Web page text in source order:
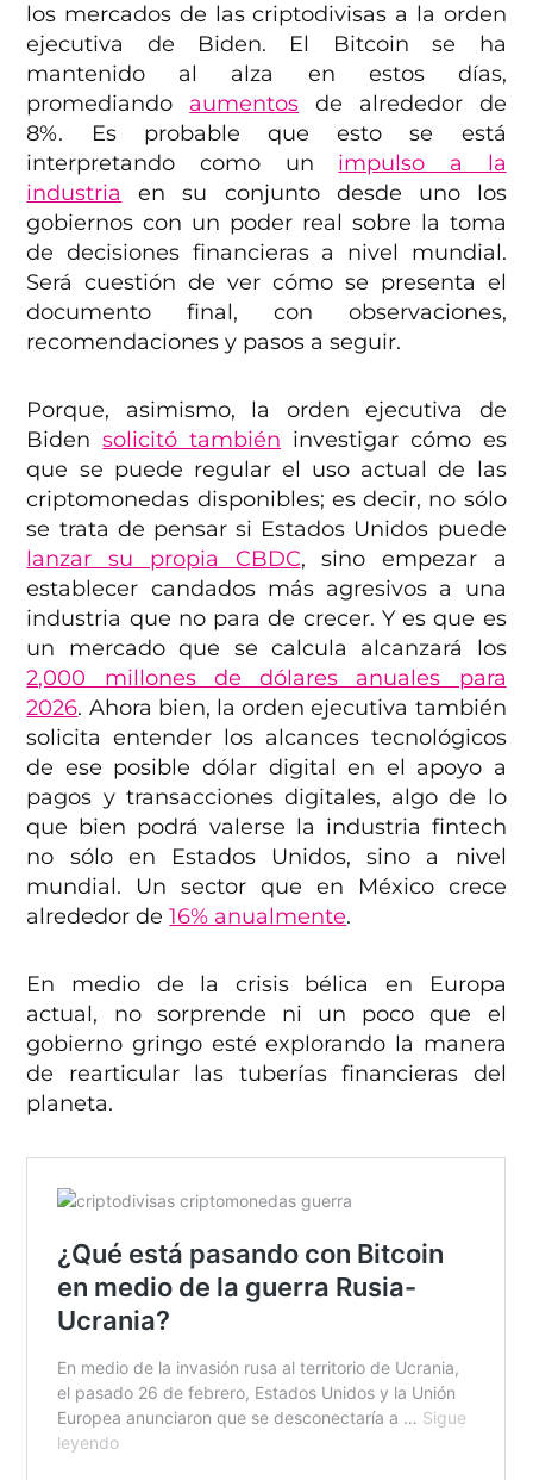
los mercados de las criptodivisas a la orden
ejecutiva de Biden. El Bitcoin se ha
mantenido al alza en estos días,
promediando aumentos de alrededor de
8%. Es probable que esto se está
interpretando como un impulso a la
industria
en su conjunto desde uno los
gobiernos con un poder real sobre la toma
de decisiones financieras a nivel mundial.
Será cuestión de ver cómo se presenta el
documento final, con observaciones,
recomendaciones y pasos a seguir.
Porque, asimismo, la orden ejecutiva de
Bidensolicitó también investigar cómo es
que se puede regular el uso actual de las
criptomonedas disponibles; es decir, no sólo
se trata de pensar si Estados Unidos puede
lanzar su propia CBDC, sino empezar a
establecer candados más agresivos a una
industria que no para de crecer. Y es que es
un mercado que se calcula alcanzará los
2,000 millones de dólares anuales para
2026. Ahora bien, la orden ejecutiva también
solicita entender los alcances tecnológicos
de ese posible dólar digital en el apoyo a
pagos y transacciones digitales, algo de lo
que bien podrá valerse la industria fintech
no sólo en Estados Unidos, sino a nivel
mundial. Un sector que en México crece
alrededor de16% anualmente.
En medio de la crisis bélica en Europa
actual, no sorprende ni un poco que el
gobierno gringo esté explorando la manera
de rearticular las tuberías financieras del
planeta.